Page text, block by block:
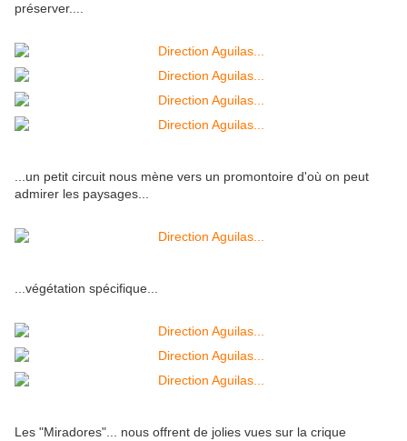
préserver....
...un petit circuit nous mène vers un promontoire d'où on peut
admirer les paysages...
...végétation spécifique...
Les "Miradores"... nous offrent de jolies vues sur la crique